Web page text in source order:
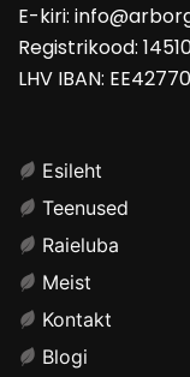
E-kiri:
Registrikood:
LHV IBAN:
Esileht
Teenused
Raieluba
Meist
Kontakt
Blogi